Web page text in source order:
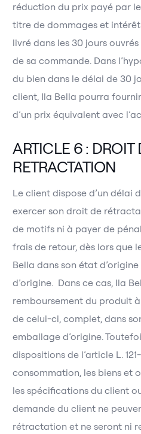
réduction du prix payé par
titre de dommages et
livré dans les 30 jours
de sa commande. Dans
du bien dans le délai de 30
client, Ila Bella pourra
d’un prix équivalent avec
ARTICLE 6 : DROIT
RETRACTATION
Le client dispose d’un délai
exercer son droit de
de motifs ni à payer de
frais de retour, dès lors que
Bella dans son état
d’origine. Dans ce cas, Ila
remboursement du produit
de celui-ci, complet, dans
emballage d’origine.
dispositions de l’article L.
consommation, les biens et
les spécifications du client
demande du client ne
rétractation et ne seront ni